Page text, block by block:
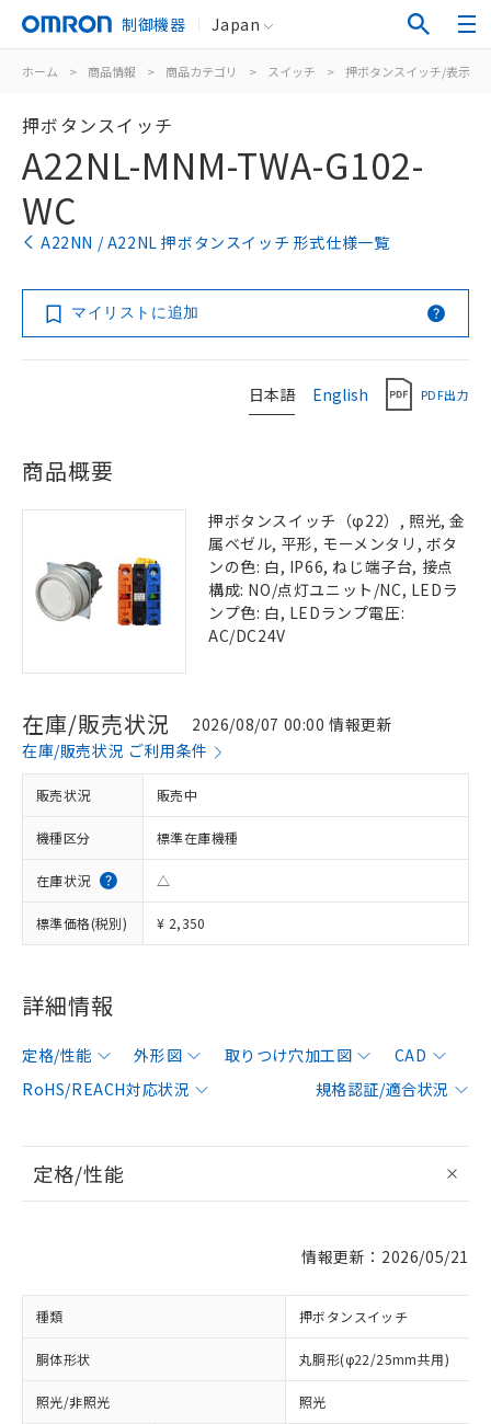
制御機器 Japan
ホーム > 商品情報 > 商品カテゴリ > スイッチ > 押ボタンスイッチ/表示灯
押ボタンスイッチ
A22NL-MNM-TWA-G102-
WC
A22NN / A22NL 押ボタンスイッチ 形式仕様一覧
マイリストに追加
日本語 English PDF出力
商品概要
押ボタンスイッチ（φ22）, 照光, 金
属ベゼル, 平形, モーメンタリ, ボタ
ンの色: 白, IP66, ねじ端子台, 接点
構成: NO/点灯ユニット/NC, LEDラ
ンプ色: 白, LEDランプ電圧:
AC/DC24V
在庫/販売状況
2026/08/07 00:00 情報更新
在庫/販売状況 ご利用条件
販売状況 販売中
機種区分 標準在庫機種
在庫状況 △
標準価格(税別) ¥ 2,350
詳細情報
定格/性能 外形図 取りつけ穴加工図
CAD
RoHS/REACH対応状況
規格認証/適合状況
定格/性能
情報更新：2026/05/21
種類 押ボタンスイッチ
胴体形状 丸胴形(φ22/25mm共用)
照光/非照光 照光